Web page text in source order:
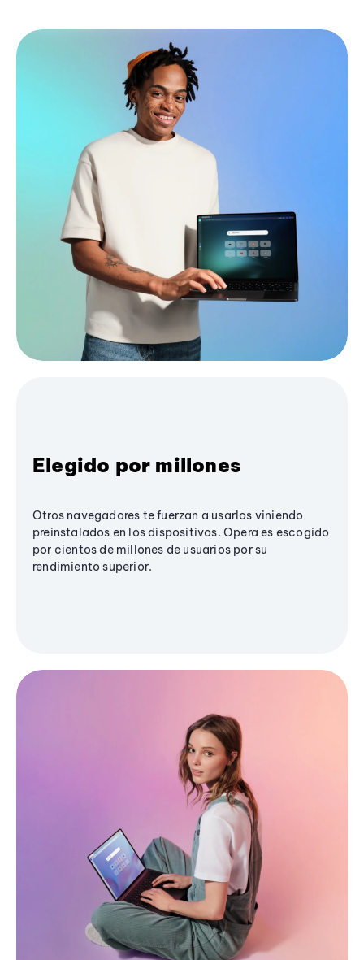
Elegido por millones
Otros navegadores te fuerzan a usarlos viniendo
preinstalados en los dispositivos. Opera es escogido
por cientos de millones de usuarios por su
rendimiento superior.